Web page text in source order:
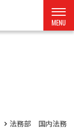
法務部 国内法務